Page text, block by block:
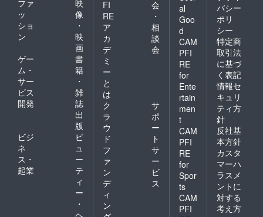
ファ
ッ
ショ
ン
映
像
・
映
画
ゲー
ム・
サー
ビス
開発
書
籍
・
雑
誌
出
版
ビジ
ネ
ス・
起業
ビ
ュ
ー
テ
ィ
ー
・
FI
RE
ア
カ
デ
ミ
ー
と
は
会
・
相
談
会
ク
ラ
ウ
ド
フ
ァ
ン
デ
ィ
ン
サ
ポ
ー
ト
サ
ー
ビ
ス
al
Goo
d
CAM
PFI
RE
for
Ente
rtain
men
t
CAM
PFI
RE
for
Spor
ts
CAM
PFI
バシー
ポリ
シー
特定商
取引法
に基づ
く表記
情報セ
キュリ
ティ方
針
反社基
本方針
カスタ
マーハ
ラスメ
ントに
対する
考え方